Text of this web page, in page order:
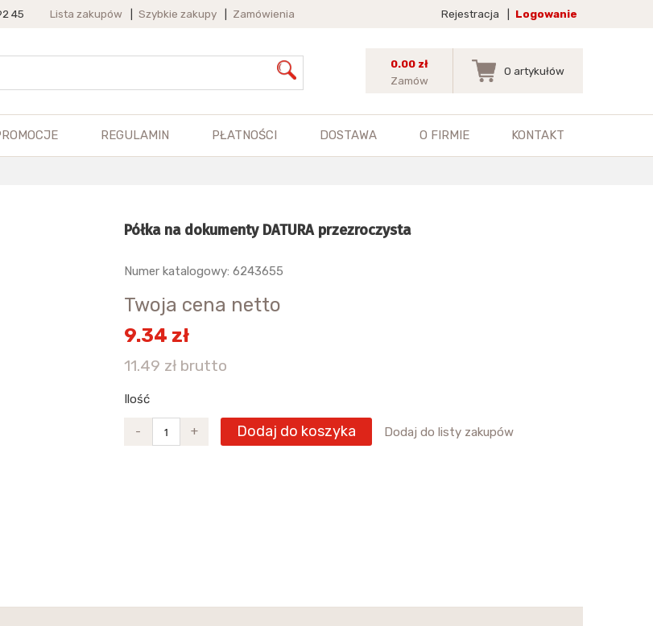
45 Lista zakupów Szybkie zakupy Zamówienia Rejestracja Logowanie
0.00 zł
Zamów
0 artykułów
REGULAMIN PŁATNOŚCI DOSTAWA O FIRMIE KONTAKT
Półka na dokumenty DATURA przezroczysta
Numer katalogowy: 6243655
Twoja cena netto
9.34 zł
11.49 zł brutto
Ilość
- + Dodaj do koszyka Dodaj do listy zakupów